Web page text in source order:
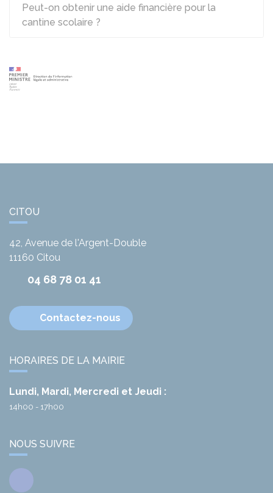
Peut-on obtenir une aide financière pour la
cantine scolaire ?
CITOU
42, Avenue de l'Argent-Double
11160 Citou
04 68 78 01 41
Contactez-nous
HORAIRES DE LA MAIRIE
Lundi, Mardi, Mercredi et Jeudi :
14h00 - 17h00
NOUS SUIVRE
Facebook